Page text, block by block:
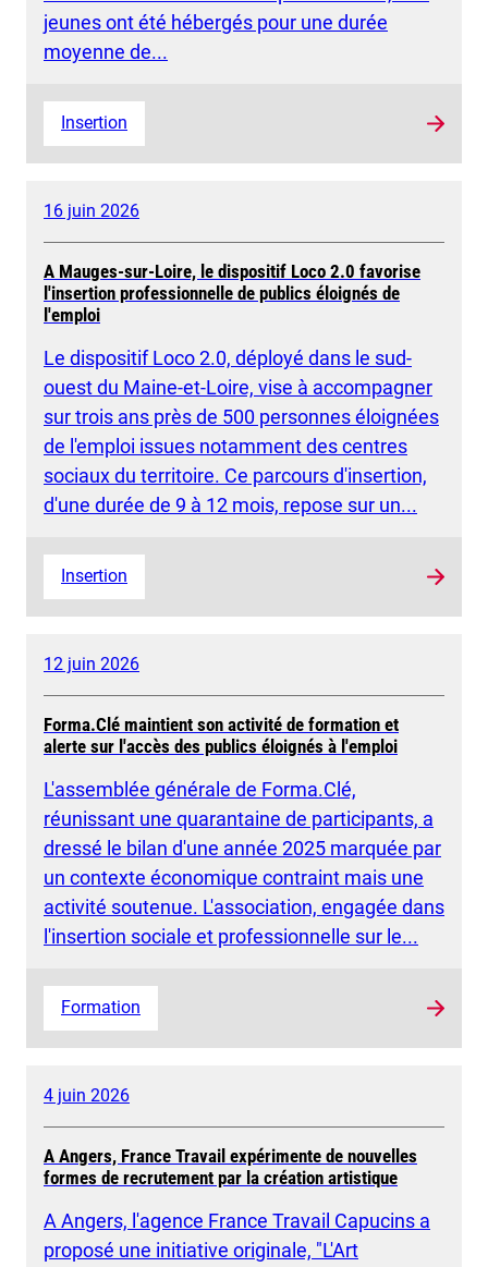
jeunes ont été hébergés pour une durée
moyenne de...
Insertion
16 juin 2026
A Mauges-sur-Loire, le dispositif Loco 2.0 favorise
l'insertion professionnelle de publics éloignés de
l'emploi
Le dispositif Loco 2.0, déployé dans le sud-
ouest du Maine-et-Loire, vise à accompagner
sur trois ans près de 500 personnes éloignées
de l'emploi issues notamment des centres
sociaux du territoire. Ce parcours d'insertion,
d'une durée de 9 à 12 mois, repose sur un...
Insertion
12 juin 2026
Forma.Clé maintient son activité de formation et
alerte sur l'accès des publics éloignés à l'emploi
L'assemblée générale de Forma.Clé,
réunissant une quarantaine de participants, a
dressé le bilan d'une année 2025 marquée par
un contexte économique contraint mais une
activité soutenue. L'association, engagée dans
l'insertion sociale et professionnelle sur le...
Formation
4 juin 2026
A Angers, France Travail expérimente de nouvelles
formes de recrutement par la création artistique
A Angers, l'agence France Travail Capucins a
proposé une initiative originale, "L'Art